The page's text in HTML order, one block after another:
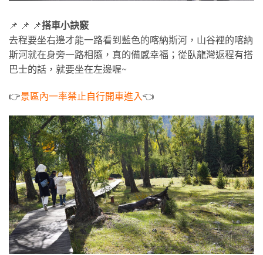
📌 📌 📌搭車小訣竅
去程要坐右邊才能一路看到藍色的喀納斯河，山谷裡的喀納
斯河就在身旁一路相隨，真的備感幸福；從臥龍灣返程有搭
巴士的話，就要坐在左邊喔~
👉景區內一率禁止自行開車進入👈